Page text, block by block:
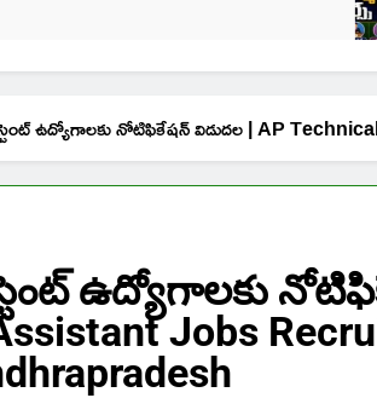
3
ఉద్యోగాలకు నోటిఫికేషన్ విడుదల | AP
ఉద్యోగాలకు
Jobs